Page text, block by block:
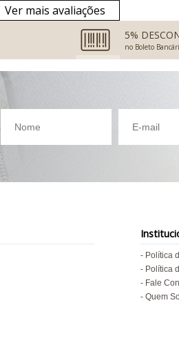
Ver mais avaliações
5%
no Boleto
Política
Política
Fale
Quem